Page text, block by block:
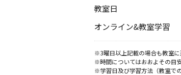
愛知県安城市今本町１丁
内
安城中
月 火
教室日
オンライン&教室学習
※3曜日以上記載の場合も教室に
※時間についてはおおよその目
※学習日及び学習方法（教室で